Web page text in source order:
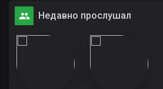
Недавно прослушал